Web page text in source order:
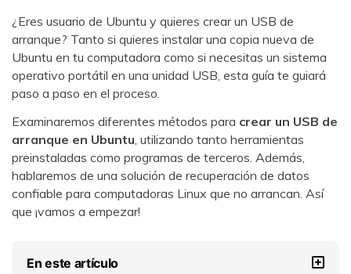
¿Eres usuario de Ubuntu y quieres crear un USB de
arranque? Tanto si quieres instalar una copia nueva de
Ubuntu en tu computadora como si necesitas un sistema
operativo portátil en una unidad USB, esta guía te guiará
paso a paso en el proceso.
Examinaremos diferentes métodos para crear un USB de
arranque en Ubuntu , utilizando tanto herramientas
preinstaladas como programas de terceros. Además,
hablaremos de una solución de recuperación de datos
confiable para computadoras Linux que no arrancan. Así
que ¡vamos a empezar!
En este artículo